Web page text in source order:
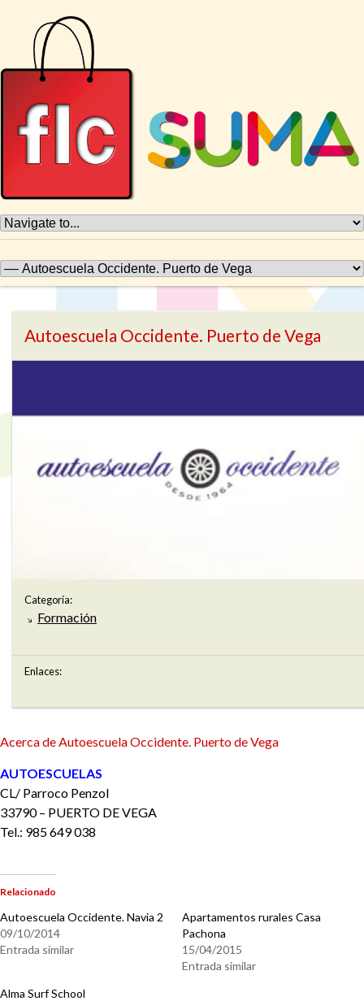
Autoescuela Occidente. Puerto de Vega
Categoría:
Formación
Enlaces:
Acerca de Autoescuela Occidente. Puerto de Vega
AUTOESCUELAS
CL/ Parroco Penzol
33790 – PUERTO DE VEGA
Tel.: 985 649 038
Relacionado
Autoescuela Occidente. Navia 2
09/10/2014
Entrada similar
Apartamentos rurales Casa
Pachona
15/04/2015
Entrada similar
Alma Surf School